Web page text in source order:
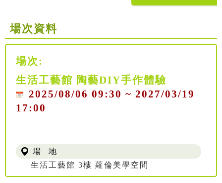
場次資料
場次:
生活工藝館 陶藝DIY手作體驗
2025/08/06 09:30 ~ 2027/03/19
17:00
場 地
生活工藝館 3樓 蘿倫美學空間